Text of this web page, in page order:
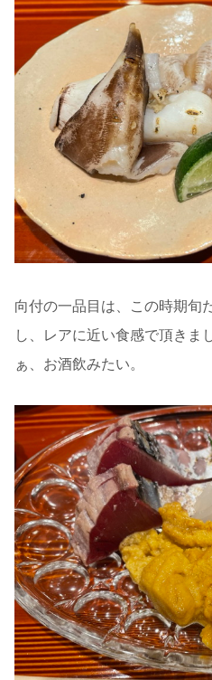
向付の一品目は、この時期旬
し、レアに近い食感で頂きま
ぁ、お酒飲みたい。